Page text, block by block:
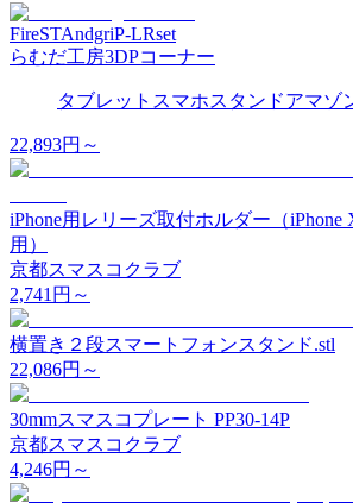
FireSTAndgriP-LRset
らむだ工房3DPコーナー
タブレット スマホスタンドアマゾ
22,893円～
iPhone用レリーズ取付ホルダー（iPhone
用）
京都スマスコクラブ
2,741 円～
横置き２段スマートフォンスタンド.stl
22,086円～
30mmスマスコプレート PP30-14P
京都スマスコクラブ
4,246円～